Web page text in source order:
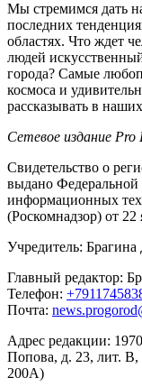
Мы стремимся дать
последних
областях. Что ждет
людей
города? Самые
космоса и
рассказывать в
Сетевое издание Pro
Свидетельство о
выдано Федеральной
информационных
(Роскомнадзор) от 22
Учредитель:
Главный редактор:
Телефон:
Почта:
Адрес редакции:
Попова, д. 23, лит.
200А)